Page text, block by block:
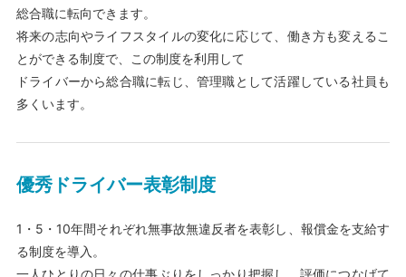
総合職に転向できます。
将来の志向やライフスタイルの変化に応じて、働き方も変えるこ
とができる制度で、この制度を利用して
ドライバーから総合職に転じ、管理職として活躍している社員も
多くいます。
優秀ドライバー表彰制度
1・5・10年間それぞれ無事故無違反者を表彰し、報償金を支給す
る制度を導入。